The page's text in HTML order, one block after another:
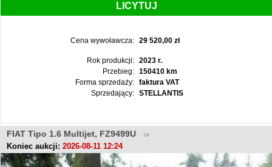
LICYTUJ
Cena wywoławcza: 29 520,00 zł
Rok produkcji:
2023 r.
Przebieg:
150410 km
Forma sprzedaży:
faktura VAT
Sprzedający:
STELLANTIS
FIAT Tipo 1.6 Multijet, FZ9499U
Koniec aukcji: 2026-08-11 12:24